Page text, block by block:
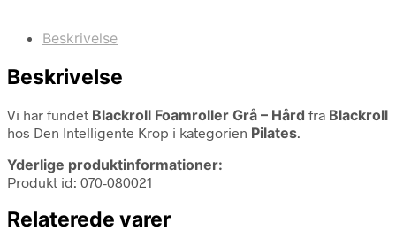
Beskrivelse
Beskrivelse
Vi har fundet Blackroll Foamroller Grå – Hård fra Blackroll
hos Den Intelligente Krop i kategorien Pilates.
Yderlige produktinformationer:
Produkt id: 070-080021
Relaterede varer